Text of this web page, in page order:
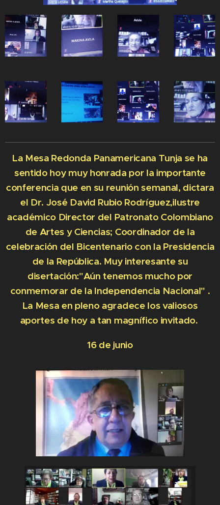
La Mesa Redonda Panamericana Tunja se ha
sentido hoy muy honrada por la importante
conferencia que en su reunión semanal, dictara
el Dr. José David Rubio Rodríguez,ilustre
académico Director del Patronato Colombiano
de Artes y Ciencias; Coordinador de la
celebración del Bicentenario con la Presidencia
de la República. Muy interesante su
disertación:"Aún tenemos mucho por
conmemorar de la Independencia Nacional" .
La Mesa en pleno agradece los valiosos
aportes de hoy a tan magnífico invitado.
16 de junio